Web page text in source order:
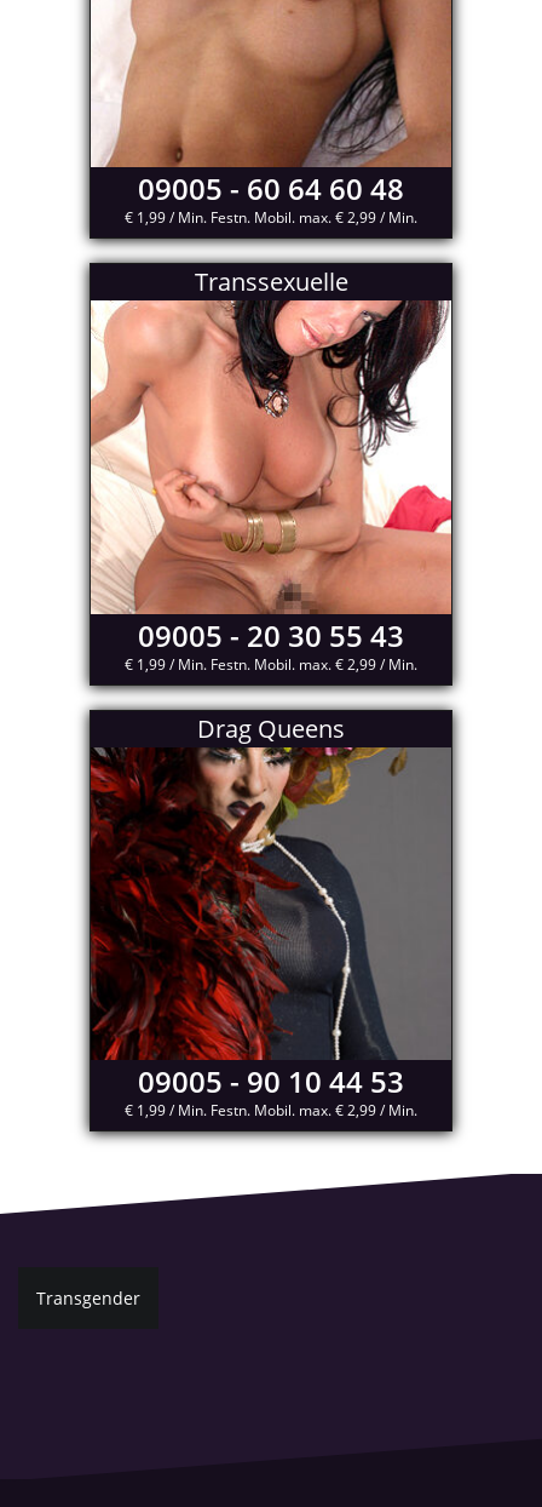
09005 - 60 64 60 48
€ 1,99 / Min. Festn. Mobil. max. € 2,99 / Min.
Transsexuelle
09005 - 20 30 55 43
€ 1,99 / Min. Festn. Mobil. max. € 2,99 / Min.
Drag Queens
09005 - 90 10 44 53
€ 1,99 / Min. Festn. Mobil. max. € 2,99 / Min.
Beitragsnavigation
Transgender